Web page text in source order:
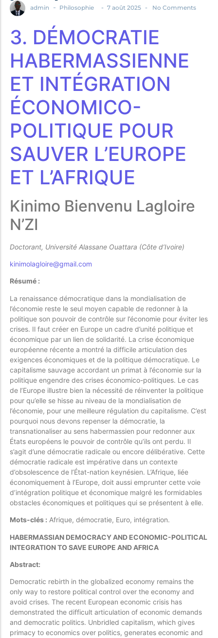
POPULAR THIS WEEK
No Posts Found!
EDITOR'S PICK
No Posts Found!
admin - Philosophie - 7 août 2025 - No Comments
3. DÉMOCRATIE
HABERMASSIENNE
ET INTÉGRATION
ÉCONOMICO-
POLITIQUE POUR
SAUVER L’EUROPE
ET L’AFRIQUE
Kinimo Bienvenu Lagloire
N’ZI
Doctorant, Université Alassane Ouattara (Côte d’Ivoire)
kinimolagloire@gmail.com
Résumé :
La renaissance démocratique dans la mondialisation de
l’économie reste le seul moyen capable de redonner à la
politique son pouvoir de contrôle sur l’économie pour éviter les
crises. Il faut créer en Europe un cadre d’unité politique et
économique par un lien de solidarité. La crise économique
européenne récente a montré la difficile articulation des
exigences économiques et de la politique démocratique. Le
capitalisme sauvage accordant un primat à l’économie sur la
politique engendre des crises économico-politiques. Le cas
de l’Europe illustre bien la nécessité de réinventer la politique
pour qu’elle se hisse au niveau de la mondialisation de
l’économie, pour une meilleure régulation du capitalisme. C’est
pourquoi nous devons repenser la démocratie, la
transnationaliser au sens habermassien pour redonner aux
États européens le pouvoir de contrôle qu’ils ont perdu. Il
s’agit d’une démocratie radicale ou encore délibérative. Cette
démocratie radicale est impérative dans un contexte
d’obsolescence de l’État-nation keynésien. L’Afrique, liée
économiquement à l’Europe, doit aussi emprunter cette voie
d’intégration politique et économique malgré les formidables
obstacles économiques et politiques qui se présentent à elle.
Mots-clés : Afrique, démocratie, Euro, intégration.
HABERMASSIAN DEMOCRACY AND ECONOMIC-POLITICAL
INTEGRATION TO SAVE EUROPE AND AFRICA
Abstract:
Democratic rebirth in the globalized economy remains the
only way to restore political control over the economy and
avoid crises. The recent European economic crisis has
demonstrated the difficult articulation of economic demands
and democratic politics. Unbridled capitalism, which gives
primacy to economics over politics, generates economic and